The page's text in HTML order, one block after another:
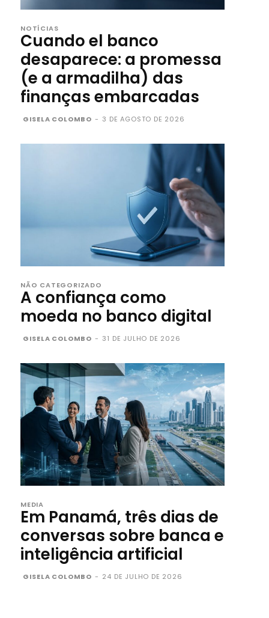
NOTÍCIAS
Cuando el banco
desaparece: a promessa
(e a armadilha) das
finanças embarcadas
GISELA COLOMBO - 3 DE AGOSTO DE 2026
NÃO CATEGORIZADO
A confiança como
moeda no banco digital
GISELA COLOMBO - 31 DE JULHO DE 2026
MEDIA
Em Panamá, três dias de
conversas sobre banca e
inteligência artificial
GISELA COLOMBO - 24 DE JULHO DE 2026